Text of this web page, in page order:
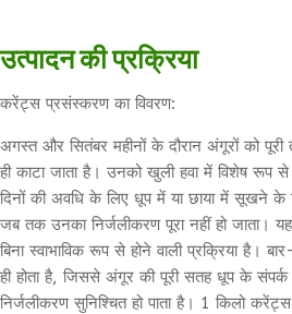
उत्पादन की प्रक्रिया
करेंट्स प्रसंस्करण का विवरण:
अगस्त और सितंबर महीनों के दौरान अंगूरों को
ही काटा जाता है। उनको खुली हवा में विशेष
दिनों की अवधि के लिए धूप में या छाया में सूखने के
जब तक उनका निर्जलीकरण पूरा नहीं हो जाता।
बिना स्वाभाविक रूप से होने वाली प्रक्रिया है।
ही होता है, जिससे अंगूर की पूरी सतह धूप के
निर्जलीकरण सुनिश्चित हो पाता है। 1 किलो